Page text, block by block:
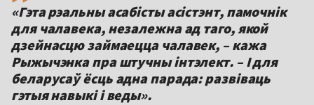
«Гэта рэальны асабісты асістэнт, памочнік
для чалавека, незалежна ад таго, якой
дзейнасцю займаецца чалавек, – кажа
Рыжычэнка пра штучны інтэлект. – І для
беларусаў ёсць адна парада: развіваць
гэтыя навыкі і веды».